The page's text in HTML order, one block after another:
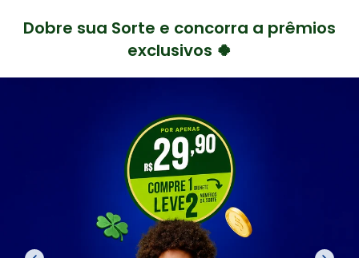
Dobre sua Sorte e concorra a prêmios
exclusivos 🍀